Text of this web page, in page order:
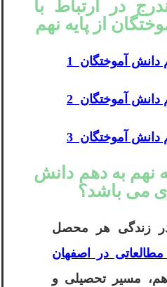
در ارتباط با
از پایه نهم
آموختگان 1
آموختگان 2
آموختگان 3
نهم به دهم دانش
می باشد؟
زندگی هر محصل
مطالعاتی در اصفهان
مسیر تحصیلی و